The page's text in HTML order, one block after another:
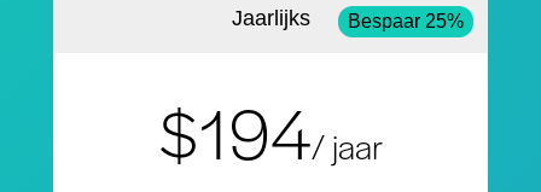
Jaarlijks Bespaar 25%
$194/ jaar